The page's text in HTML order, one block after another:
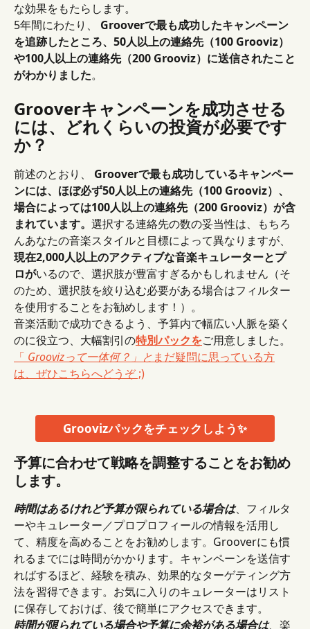
な効果をもたらします。
5年間にわたり、 Grooverで最も成功したキャンペーン
を追跡したところ、50人以上の連絡先（100 Grooviz）
や100人以上の連絡先（200 Grooviz）に送信されたこと
がわかりました。
Grooverキャンペーンを成功させる
には、どれくらいの投資が必要です
か？
前述のとおり、 Grooverで最も成功しているキャンペー
ンには、ほぼ必ず50人以上の連絡先（100 Grooviz）、
場合によっては100人以上の連絡先（200 Grooviz）が含
まれています。 選択する連絡先の数の妥当性は、もちろ
んあなたの音楽スタイルと目標によって異なりますが、
現在2,000人以上のアクティブな音楽キュレーターとプ
ロがいるので、選択肢が豊富すぎるかもしれません（そ
のため、選択肢を絞り込む必要がある場合はフィルター
を使用することをお勧めします！）。
音楽活動で成功できるよう、予算内で幅広い人脈を築く
のに役立つ、大幅割引の特別パックをご用意しました。
「 Groovizって一体何？」とまだ疑問に思っている方
は、ぜひこちらへどうぞ ;)
Groovizパックをチェックしよう✨
予算に合わせて戦略を調整することをお勧め
します。
時間はあるけれど予算が限られている場合は、フィルタ
ーやキュレーター／プロプロフィールの情報を活用し
て、精度を高めることをお勧めします。Grooverにも慣
れるまでには時間がかかります。キャンペーンを送信す
ればするほど、経験を積み、効果的なターゲティング方
法を習得できます。お気に入りのキュレーターはリスト
に保存しておけば、後で簡単にアクセスできます。
時間が限られている場合や予算に余裕がある場合は、楽